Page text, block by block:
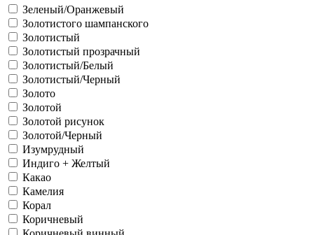
Зеленый/Оранжевый
Золотистого шампанского
Золотистый
Золотистый прозрачный
Золотистый/Белый
Золотистый/Черный
Золото
Золотой
Золотой рисунок
Золотой/Черный
Изумрудный
Индиго + Желтый
Какао
Камелия
Корал
Коричневый